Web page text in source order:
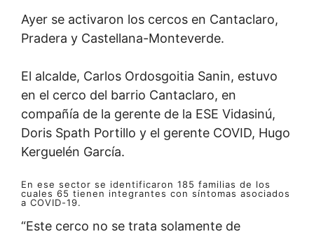
Ayer se activaron los cercos en Cantaclaro,
Pradera y Castellana-Monteverde.
El alcalde, Carlos Ordosgoitia Sanin, estuvo
en el cerco del barrio Cantaclaro, en
compañía de la gerente de la ESE Vidasinú,
Doris Spath Portillo y el gerente COVID, Hugo
Kerguelén García.
En ese sector se identificaron 185 familias de los
cuales 65 tienen integrantes con síntomas asociados
a COVID-19.
“Este cerco no se trata solamente de